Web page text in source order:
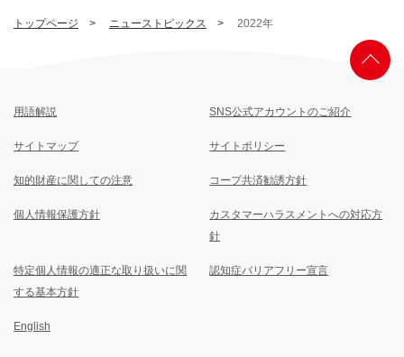
トップページ ニューストピックス 2022年
用語解説 SNS公式アカウントのご紹介
サイトマップ サイトポリシー
知的財産に関しての注意 コープ共済勧誘方針
個人情報保護方針
カスタマーハラスメントへの対応方
針
特定個人情報の適正な取り扱いに関
する基本方針
認知症バリアフリー宣言
English